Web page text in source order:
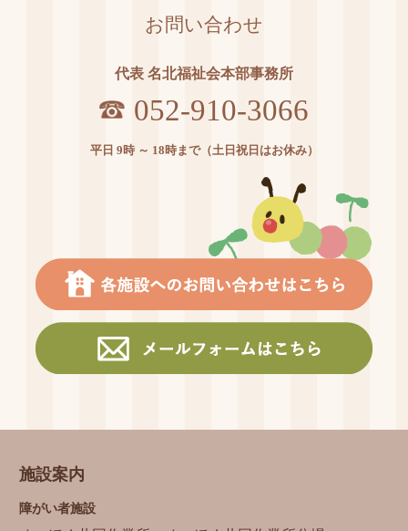
お問い合わせ
代表 名北福祉会本部事務所
052-910-3066
平日 9時 ～ 18時まで（土日祝日はお休み）
施設案内
障がい者施設